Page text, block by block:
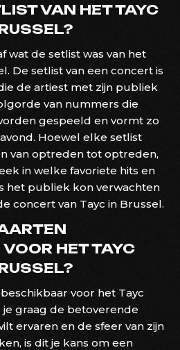
VAN HET TAYC
wat de setlist was van het
De setlist van een concert is
de artiest met zijn publiek
van nummers die
gespeeld en vormt zo
Hoewel elke setlist
van optreden tot optreden,
in welke favoriete hits en
het publiek kon verwachten
concert van Tayc in Brussel.
HET TAYC
voor het Tayc
graag de betoverende
ervaren en de sfeer van zijn
is dit je kans om een